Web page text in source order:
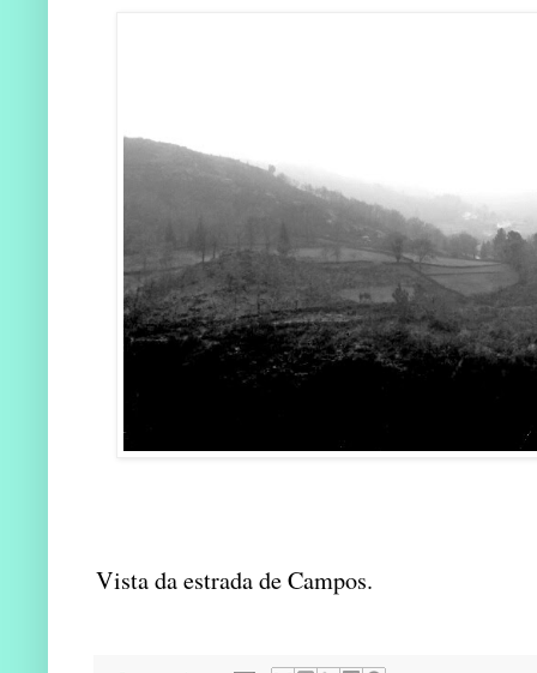
Vista da estrada de Campos.